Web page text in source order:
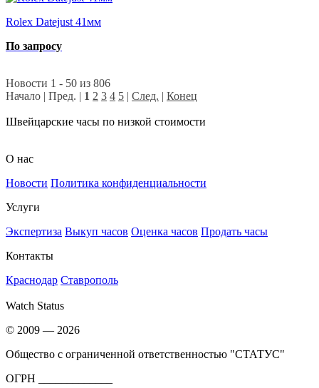
Rolex Datejust 41мм
По запросу
Новости 1 - 50 из 806
Начало | Пред. | 1 2 3 4 5 | След. | Конец
Швейцарские часы по низкой стоимости
О нас
Новости Политика конфиденциальности
Услуги
Экспертиза Выкуп часов Оценка часов Продать часы
Контакты
Краснодар Ставрополь
Watch Status
© 2009 — 2026
Общество с ограниченной ответственностью "СТАТУС"
ОГРН _____________